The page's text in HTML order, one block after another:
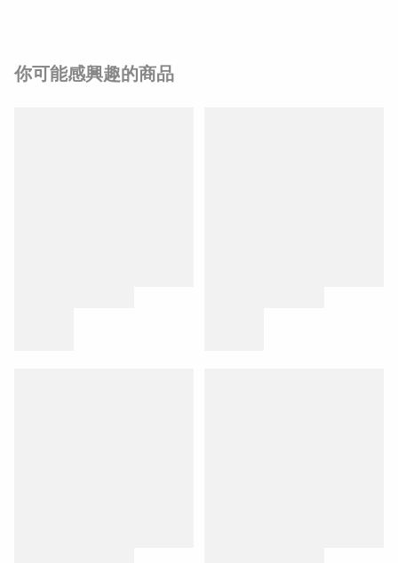
你可能感興趣的商品